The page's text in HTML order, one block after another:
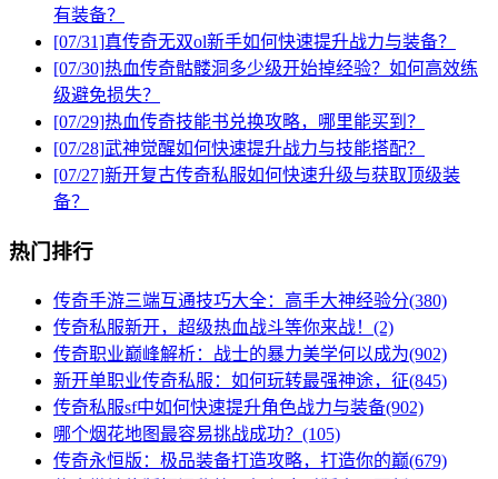
有装备？
[07/31]真传奇无双ol新手如何快速提升战力与装备？
[07/30]热血传奇骷髅洞多少级开始掉经验？如何高效练
级避免损失？
[07/29]热血传奇技能书兑换攻略，哪里能买到？
[07/28]武神觉醒如何快速提升战力与技能搭配？
[07/27]新开复古传奇私服如何快速升级与获取顶级装
备？
热门排行
传奇手游三端互通技巧大全：高手大神经验分(380)
传奇私服新开，超级热血战斗等你来战！(2)
传奇职业巅峰解析：战士的暴力美学何以成为(902)
新开单职业传奇私服：如何玩转最强神途，征(845)
传奇私服sf中如何快速提升角色战力与装备(902)
哪个烟花地图最容易挑战成功？(105)
传奇永恒版：极品装备打造攻略，打造你的巅(679)